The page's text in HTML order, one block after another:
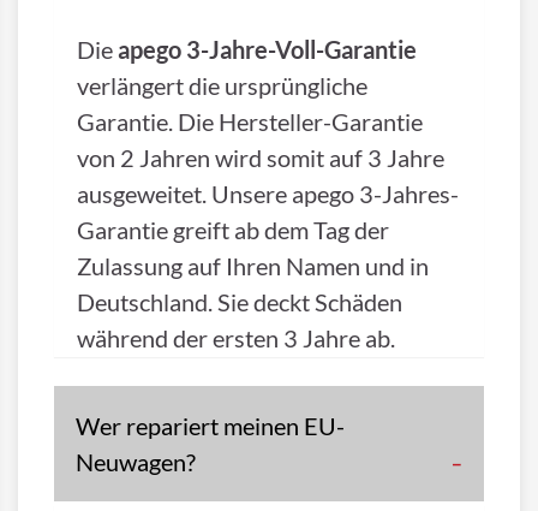
Dieapego 3-Jahre-Voll-Garantie
verlängert die ursprüngliche
Garantie. Die Hersteller-Garantie
von 2 Jahren wird somit auf 3 Jahre
ausgeweitet. Unsere apego 3-Jahres-
Garantie greift ab dem Tag der
Zulassung auf Ihren Namen und in
Deutschland. Sie deckt Schäden
während der ersten 3 Jahre ab.
Wer repariert meinen EU-
Neuwagen?